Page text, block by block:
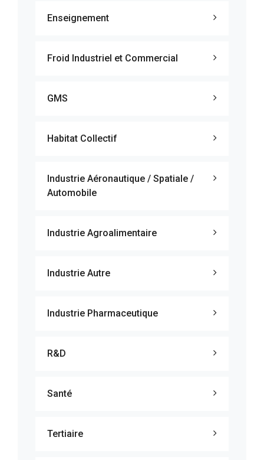
Enseignement
Froid Industriel et Commercial
GMS
Habitat Collectif
Industrie Aéronautique / Spatiale /
Automobile
Industrie Agroalimentaire
Industrie Autre
Industrie Pharmaceutique
R&D
Santé
Tertiaire